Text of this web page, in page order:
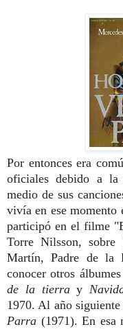
Por entonces era
oficiales debido a
medio de sus
vivía en ese momento
participó en el filme
Torre Nilsson,
Martín, Padre de la
conocer otros
de la tierray
1970. Al año
Parra (1971). En esa